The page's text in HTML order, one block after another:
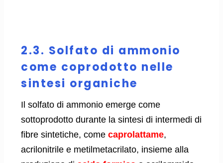
2.3. Solfato di ammonio
come coprodotto nelle
sintesi organiche
Il solfato di ammonio emerge come
sottoprodotto durante la sintesi di intermedi di
fibre sintetiche, come caprolattame,
acrilonitrile e metilmetacrilato, insieme alla